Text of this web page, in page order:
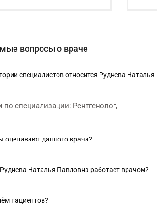
вопросы о враче
специалистов относится Руднева
по специализации: Рентгенолог,
оценивают данного врача?
Наталья Павловна работает врачом?
пациентов?